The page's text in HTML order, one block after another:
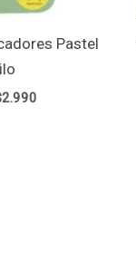
Pastel
2.990